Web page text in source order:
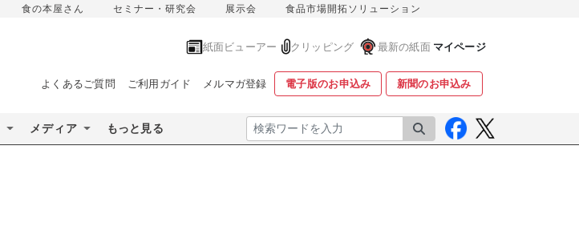
食の本屋さん セミナー・研究会 展示会 食品市場開拓ソリューション
紙面ビューアー クリッピング 最新の紙面 マイページ
よくあるご質問 ご利用ガイド メルマガ登録 電子版のお申込み 新聞のお申込み
メディア もっと見る 検索